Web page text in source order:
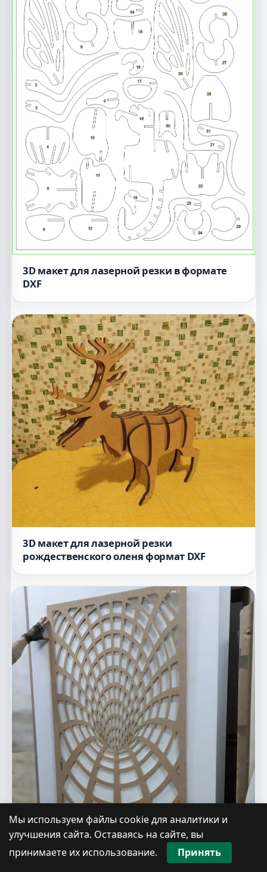
3D макет для лазерной резки в формате
DXF
3D макет для лазерной резки
рождественского оленя формат DXF
Мы используем файлы cookie для аналитики и
улучшения сайта. Оставаясь на сайте, вы
принимаете их использование.
Принять